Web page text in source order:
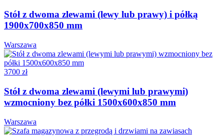
Stół z dwoma zlewami (lewy lub prawy) i półką
1900x700x850 mm
Warszawa
3700 zł
Stół z dwoma zlewami (lewymi lub prawymi)
wzmocniony bez półki 1500x600x850 mm
Warszawa